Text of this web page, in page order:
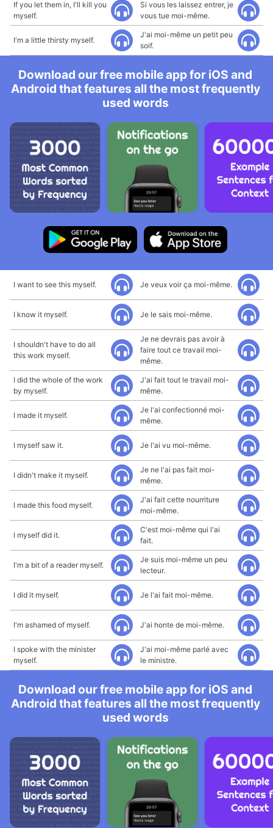
If you let them in, I'll kill you
myself.
Si vous les laissez entrer, je
vous tue moi-même.
I'm a little thirsty myself.
J'ai moi-même un petit peu
soif.
Download our free mobile app for iOS and
Android that features all the most frequently
used words
I want to see this myself. Je veux voir ça moi-même.
I know it myself. Je le sais moi-même.
I shouldn't have to do all
this work myself.
Je ne devrais pas avoir à
faire tout ce travail moi-
même.
I did the whole of the work
by myself.
J'ai fait tout le travail moi-
même.
I made it myself.
Je l'ai confectionné moi-
même.
I myself saw it. Je l'ai vu moi-même.
I didn't make it myself.
Je ne l'ai pas fait moi-
même.
I made this food myself.
J'ai fait cette nourriture
moi-même.
I myself did it.
C'est moi-même qui l'ai
fait.
I'm a bit of a reader myself.
Je suis moi-même un peu
lecteur.
I did it myself. Je l'ai fait moi-même.
I'm ashamed of myself. J'ai honte de moi-même.
I spoke with the minister
myself.
J'ai moi-même parlé avec
le ministre.
Download our free mobile app for iOS and
Android that features all the most frequently
used words